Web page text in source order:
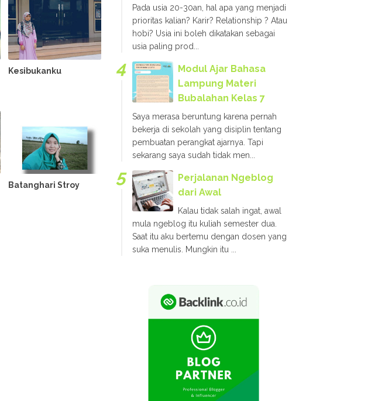
Kesibukanku
Batanghari Stroy
Pada usia 20-30an, hal apa yang menjadi
prioritas kalian? Karir? Relationship ? Atau
hobi? Usia ini boleh dikatakan sebagai
usia paling prod...
Modul Ajar Bahasa
Lampung Materi
Bubalahan Kelas 7
Saya merasa beruntung karena pernah
bekerja di sekolah yang disiplin tentang
pembuatan perangkat ajarnya. Tapi
sekarang saya sudah tidak men...
Perjalanan Ngeblog
dari Awal
Kalau tidak salah ingat, awal
mula ngeblog itu kuliah semester dua.
Saat itu aku bertemu dengan dosen yang
suka menulis. Mungkin itu ...